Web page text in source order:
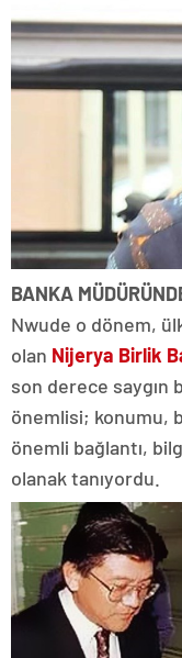
BANKA
Nwude o dönem,
olan Nijerya Birlik
son derece saygın
önemlisi; konumu,
önemli bağlantı,
olanak tanıyordu.